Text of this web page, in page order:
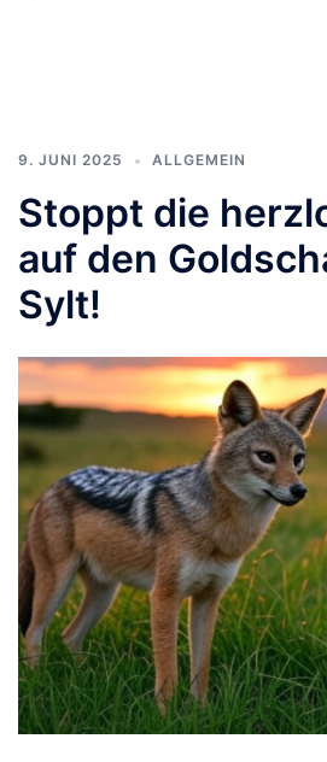
9. JUNI 2025 ALLGEMEIN
Stoppt die
auf den
Sylt!